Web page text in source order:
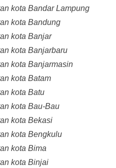
kota Bandar Lampung
kota Bandung
kota Banjar
kota Banjarbaru
kota Banjarmasin
kota Batam
kota Batu
kota Bau-Bau
kota Bekasi
kota Bengkulu
kota Bima
kota Binjai